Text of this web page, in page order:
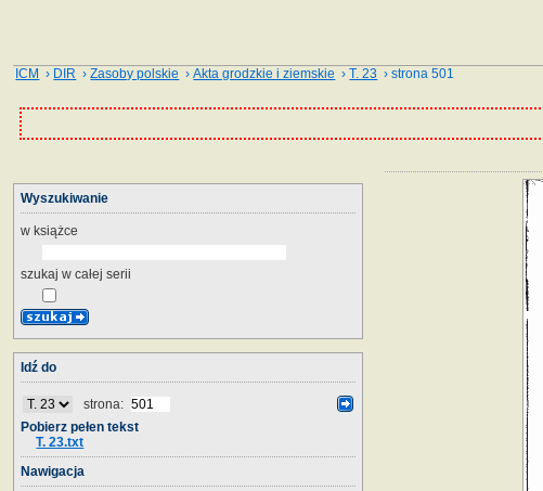
ICM › DIR ›Zasoby polskie ›Akta grodzkie i ziemskie ›T. 23 › strona 501
Wyszukiwanie
w książce
szukaj w całej serii
Idź do
strona:
Pobierz pełen tekst
T. 23.txt
Nawigacja